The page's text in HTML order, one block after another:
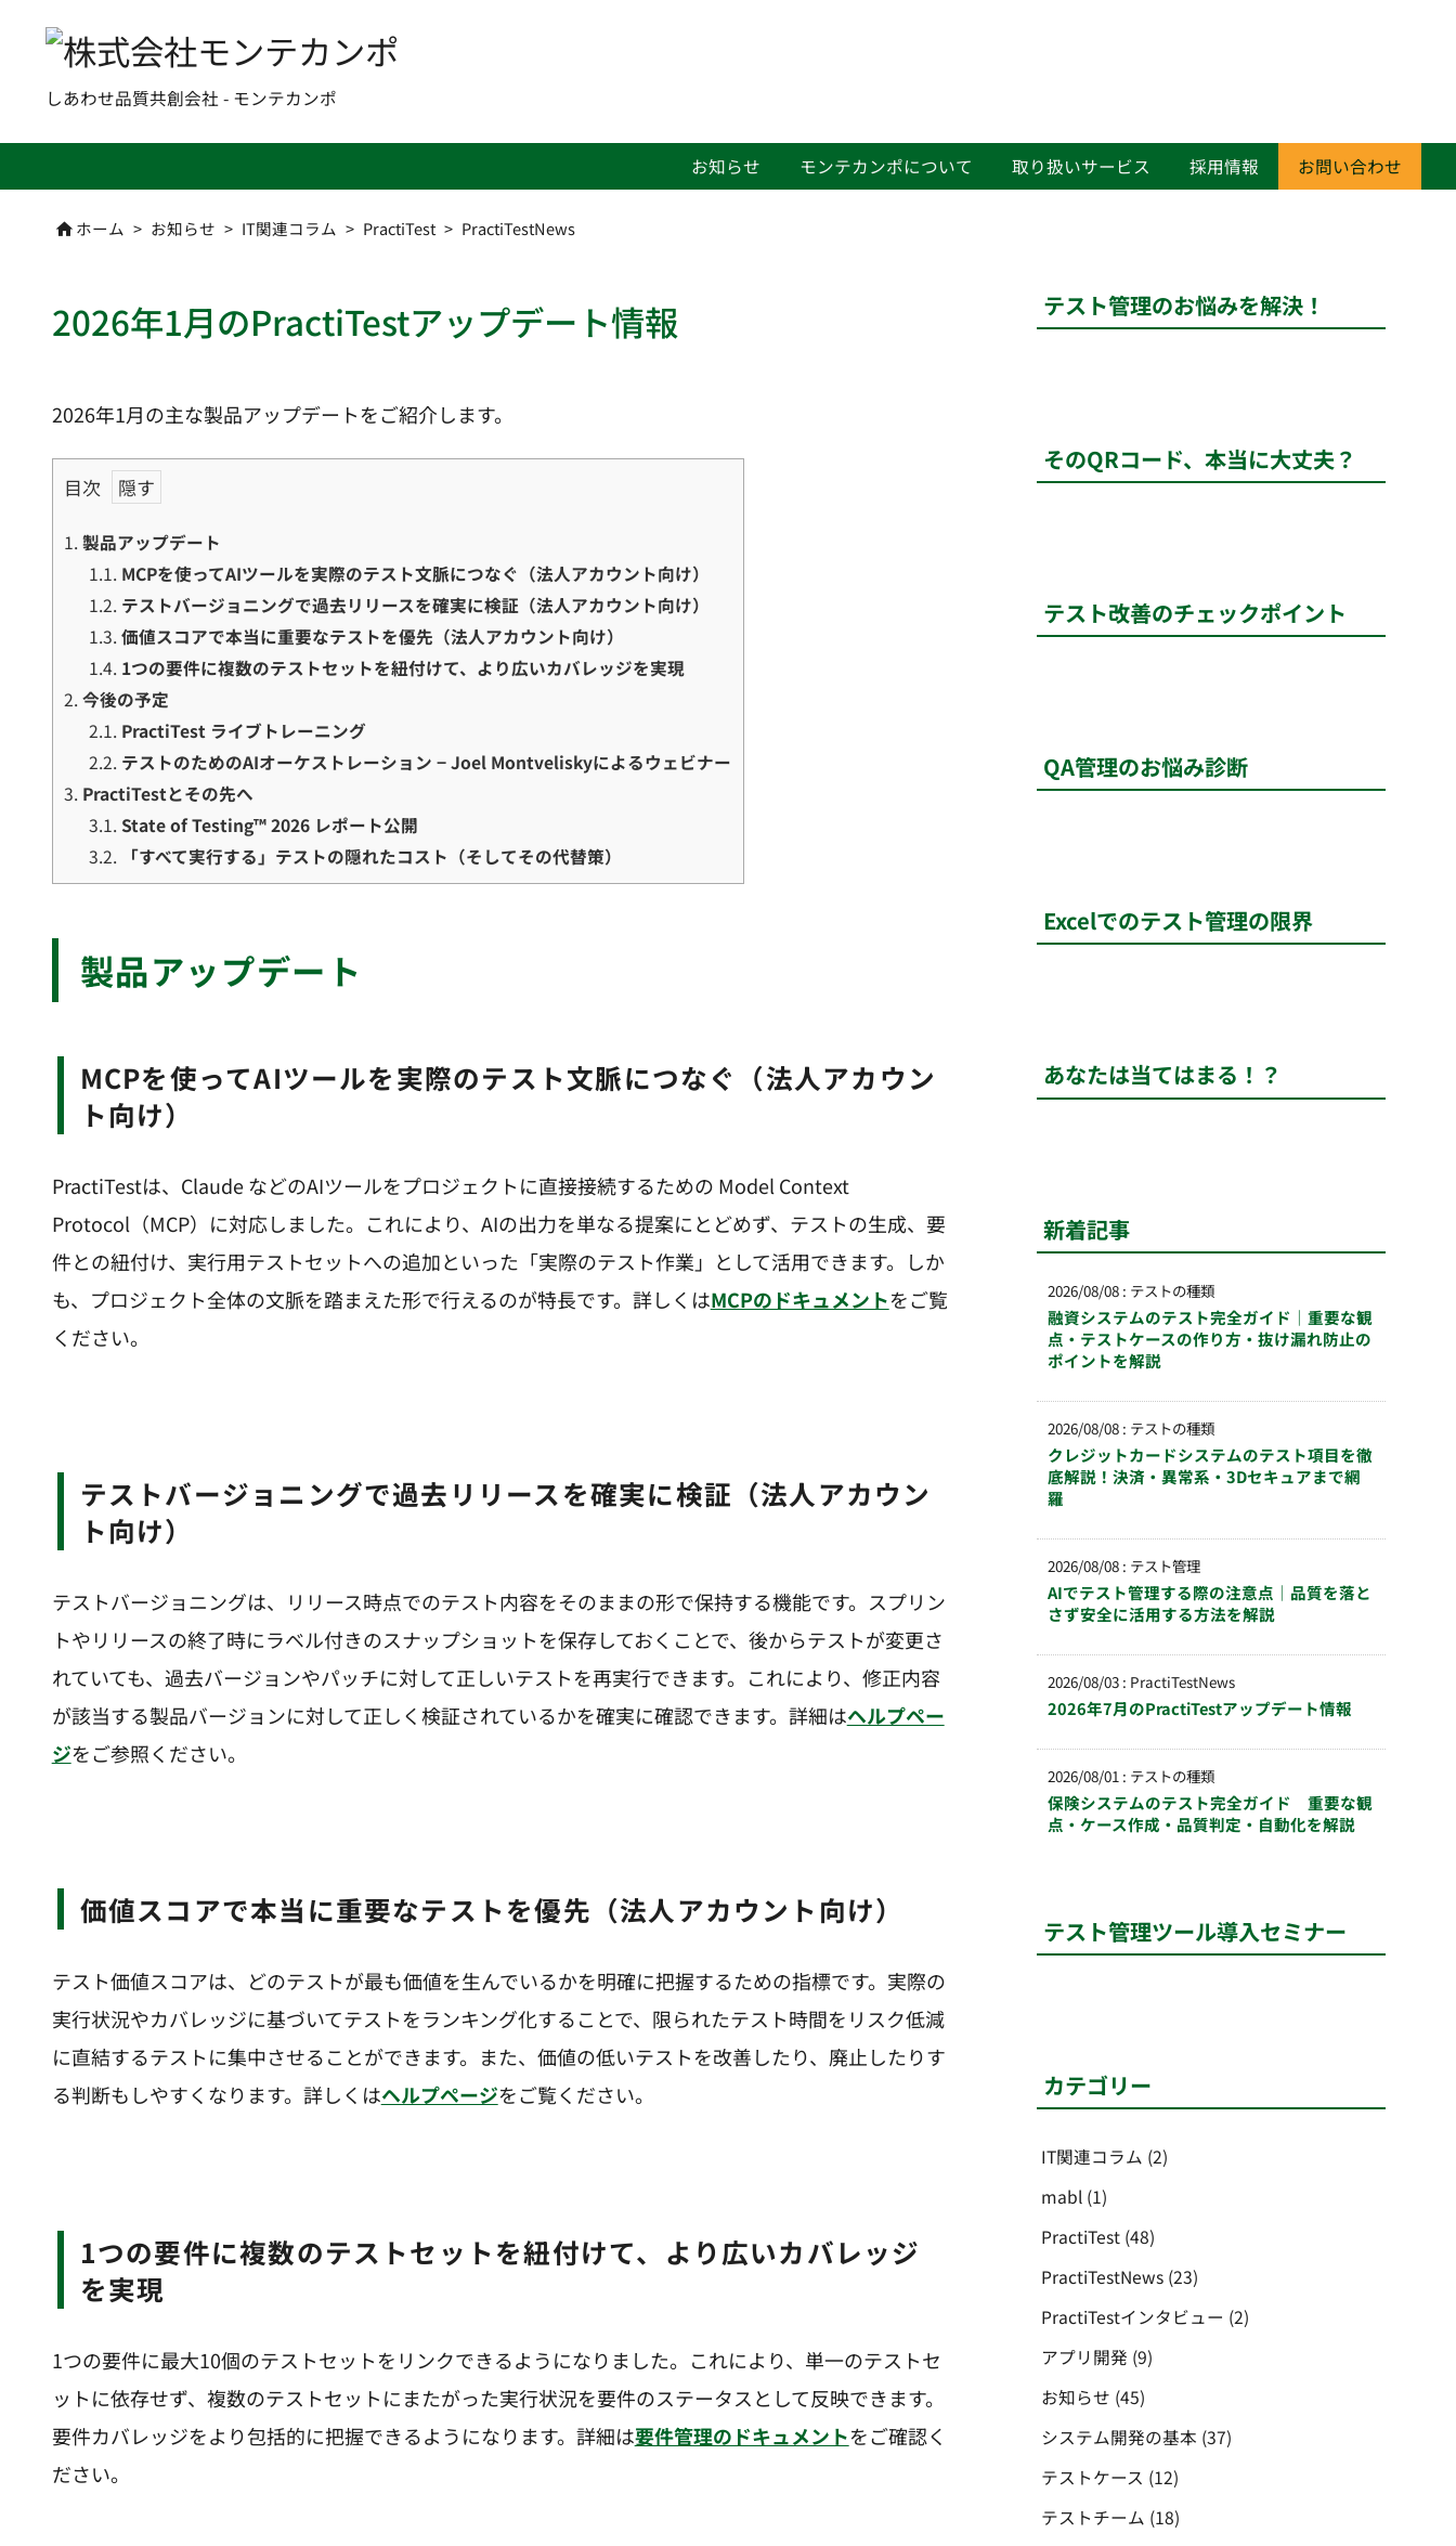
しあわせ品質共創会社 - モンテカンポ
お知らせ モンテカンポについて 取り扱いサービス 採用情報 お問い合わせ
 ホーム > お知らせ > IT関連コラム > PractiTest > PractiTestNews
2026年1月のPractiTestアップデート情報
2026年1月の主な製品アップデートをご紹介します。
目次
1.製品アップデート
1.1. MCPを使ってAIツールを実際のテスト文脈につなぐ（法人アカウント向け）
1.2. テストバージョニングで過去リリースを確実に検証（法人アカウント向け）
1.3.価値スコアで本当に重要なテストを優先（法人アカウント向け）
1.4. 1つの要件に複数のテストセットを紐付けて、より広いカバレッジを実現
2.今後の予定
2.1. PractiTest ライブトレーニング
2.2. テストのためのAIオーケストレーション − Joel Montveliskyによるウェビナー
3. PractiTestとその先へ
3.1.State of Testing™ 2026 レポート公開
3.2.
「すべて実行する」テストの隠れたコスト（そしてその代替策）
製品アップデート
MCPを使ってAIツールを実際のテスト文脈につなぐ（法人アカウン
ト向け）
PractiTestは、Claude などのAIツールをプロジェクトに直接接続するための Model Context
Protocol（MCP）に対応しました。これにより、AIの出力を単なる提案にとどめず、テストの生成、要
件との紐付け、実行用テストセットへの追加といった「実際のテスト作業」として活用できます。しか
も、プロジェクト全体の文脈を踏まえた形で行えるのが特長です。詳しくはMCPのドキュメントをご覧
ください。
テストバージョニングで過去リリースを確実に検証（法人アカウン
ト向け）
テストバージョニングは、リリース時点でのテスト内容をそのままの形で保持する機能です。スプリン
トやリリースの終了時にラベル付きのスナップショットを保存しておくことで、後からテストが変更さ
れていても、過去バージョンやパッチに対して正しいテストを再実行できます。これにより、修正内容
が該当する製品バージョンに対して正しく検証されているかを確実に確認できます。詳細はヘルプペー
ジをご参照ください。
価値スコアで本当に重要なテストを優先（法人アカウント向け）
テスト価値スコアは、どのテストが最も価値を生んでいるかを明確に把握するための指標です。実際の
実行状況やカバレッジに基づいてテストをランキング化することで、限られたテスト時間をリスク低減
に直結するテストに集中させることができます。また、価値の低いテストを改善したり、廃止したりす
る判断もしやすくなります。詳しくはヘルプページをご覧ください。
1つの要件に複数のテストセットを紐付けて、より広いカバレッジ
を実現
1つの要件に最大10個のテストセットをリンクできるようになりました。これにより、単一のテストセ
ットに依存せず、複数のテストセットにまたがった実行状況を要件のステータスとして反映できます。
要件カバレッジをより包括的に把握できるようになります。詳細は要件管理のドキュメントをご確認く
ださい。
テスト管理のお悩みを解決！
そのQRコード、本当に大丈夫？
テスト改善のチェックポイント
QA管理のお悩み診断
Excelでのテスト管理の限界
あなたは当てはまる！？
新着記事
2026/08/08: テストの種類
融資システムのテスト完全ガイド｜重要な観
点・テストケースの作り方・抜け漏れ防止の
ポイントを解説
2026/08/08: テストの種類
クレジットカードシステムのテスト項目を徹
底解説！決済・異常系・3Dセキュアまで網
羅
2026/08/08: テスト管理
AIでテスト管理する際の注意点｜品質を落と
さず安全に活用する方法を解説
2026/08/03: PractiTestNews
2026年7月のPractiTestアップデート情報
2026/08/01 : テストの種類
保険システムのテスト完全ガイド 重要な観
点・ケース作成・品質判定・自動化を解説
テスト管理ツール導入セミナー
カテゴリー
IT関連コラム (2)
mabl (1)
PractiTest (48)
PractiTestNews (23)
PractiTestインタビュー (2)
アプリ開発 (9)
お知らせ (45)
システム開発の基本 (37)
テストケース (12)
テストチーム (18)